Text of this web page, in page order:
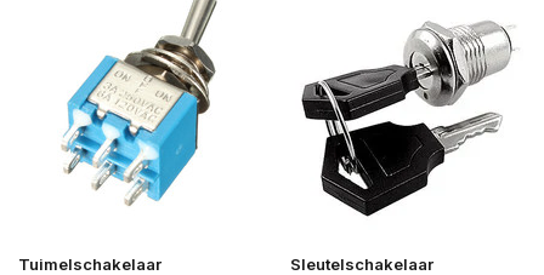
Tuimelschakelaar Sleutelschakelaar